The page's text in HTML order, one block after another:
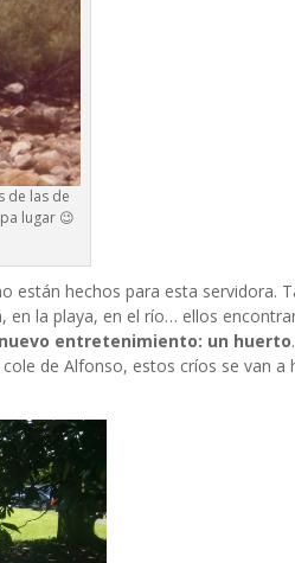
de las de
lugar 😉
están hechos para esta servidora.
la playa, en el río… ellos
entretenimiento: un huerto
de Alfonso, estos críos se van a